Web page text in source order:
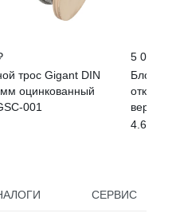
трос Gigant DIN
оцинкованный
001
5 004 ₽
Блок
05(02)
4.6
СЕРВИС